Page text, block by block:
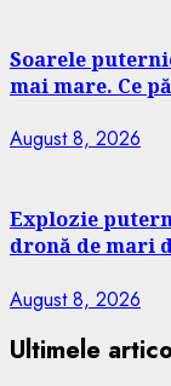
Soarele
mai mare. Ce
August 8, 2026
Explozie
dronă de mari
August 8, 2026
Ultimele